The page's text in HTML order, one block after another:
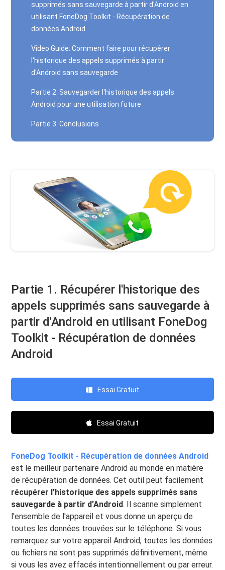
supprimés sans sauvegarde à partir d'Android en
utilisant FoneDog Toolkit - Récupération de
données Android
Video Guide: Comment faire pour récupérer
l'historique des appels supprimés à partir
d'Android sans sauvegarde
Partie 2. Sauvegarder l'historique des appels
Android pour une utilisation future
Partie 3. Conclusions
Partie 1. Récupérer l'historique des
appels supprimés sans sauvegarde à
partir d'Android en utilisant FoneDog
Toolkit - Récupération de données
Android
Essai Gratuit
Essai Gratuit
FoneDog Toolkit - Récupération de données Android
est le meilleur partenaire Android au monde en matière
de récupération de données. Cet outil peut facilement
récupérer l'historique des appels supprimés sans
sauvegarde à partir d'Android. Il scanne simplement
l'ensemble de l'appareil et vous donne un aperçu de
toutes les données trouvées sur le téléphone. Si vous
remarquez sur votre appareil Android, toutes les données
ou fichiers ne sont pas supprimés définitivement, même
si vous les avez effacés intentionnellement ou par erreur.